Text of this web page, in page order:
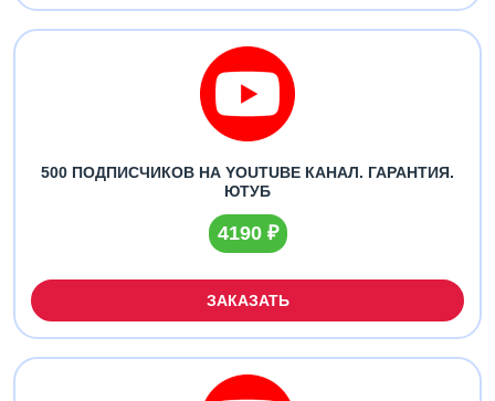
500 ПОДПИСЧИКОВ НА YOUTUBE КАНАЛ. ГАРАНТИЯ.
ЮТУБ
4190 ₽
ЗАКАЗАТЬ